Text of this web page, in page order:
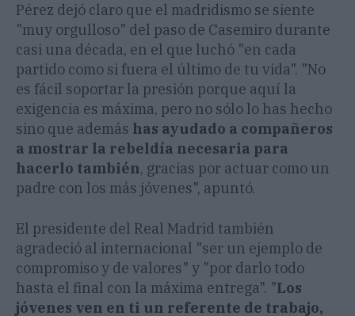
Pérez dejó claro que el madridismo se siente
"muy orgulloso" del paso de Casemiro durante
casi una década, en el que luchó "en cada
partido como si fuera el último de tu vida". "No
es fácil soportar la presión porque aquí la
exigencia es máxima, pero no sólo lo has hecho
sino que además has ayudado a compañeros
a mostrar la rebeldía necesaria para
hacerlo también, gracias por actuar como un
padre con los más jóvenes", apuntó.
El presidente del Real Madrid también
agradeció al internacional "ser un ejemplo de
compromiso y de valores" y "por darlo todo
hasta el final con la máxima entrega". "Los
jóvenes ven en ti un referente de trabajo,